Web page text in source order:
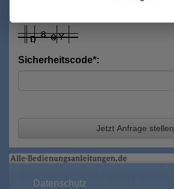
Sicherheitscode*:
Jetzt Anfrage stellen
Datenschutz